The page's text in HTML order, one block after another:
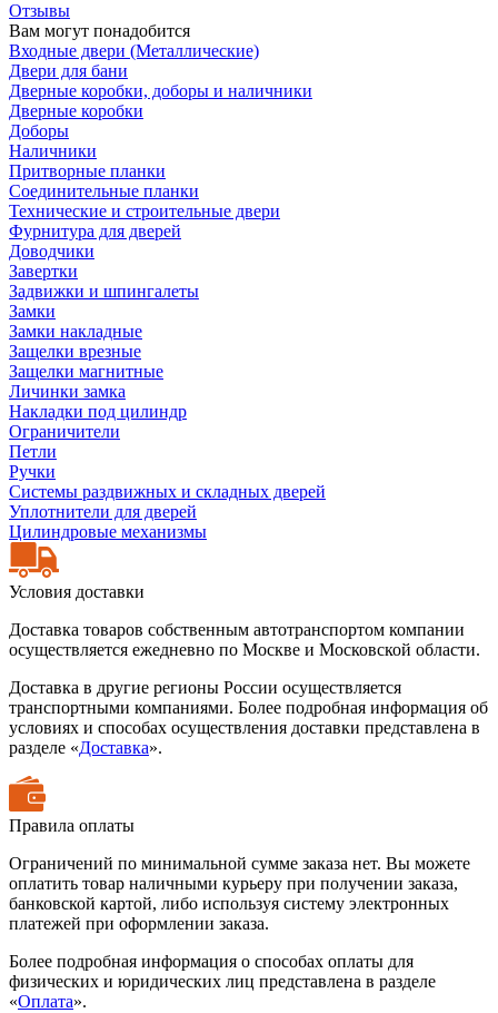
Отзывы
Вам могут понадобится
Входные двери (Металлические)
Двери для бани
Дверные коробки, доборы и наличники
Дверные коробки
Доборы
Наличники
Притворные планки
Соединительные планки
Технические и строительные двери
Фурнитура для дверей
Доводчики
Завертки
Задвижки и шпингалеты
Замки
Замки накладные
Защелки врезные
Защелки магнитные
Личинки замка
Накладки под цилиндр
Ограничители
Петли
Ручки
Системы раздвижных и складных дверей
Уплотнители для дверей
Цилиндровые механизмы
Условия доставки
Доставка товаров собственным автотранспортом компании
осуществляется ежедневно по Москве и Московской области.
Доставка в другие регионы России осуществляется
транспортными компаниями. Более подробная информация об
условиях и способах осуществления доставки представлена в
разделе «Доставка».
Правила оплаты
Ограничений по минимальной сумме заказа нет. Вы можете
оплатить товар наличными курьеру при получении заказа,
банковской картой, либо используя систему электронных
платежей при оформлении заказа.
Более подробная информация о способах оплаты для
физических и юридических лиц представлена в разделе
«Оплата».